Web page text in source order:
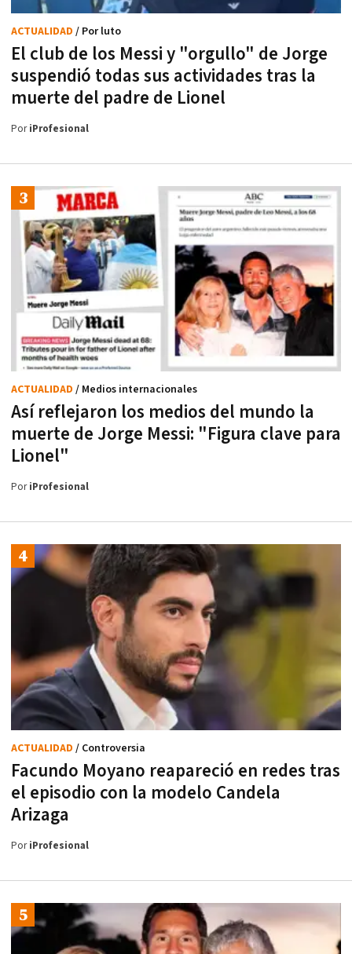
El club de los Messi y "orgullo" de Jorge
suspendió todas sus actividades tras la
muerte del padre de Lionel
ACTUALIDAD / Por luto
PoriProfesional
Así reflejaron los medios del mundo la
muerte de Jorge Messi: "Figura clave para
Lionel"
ACTUALIDAD / Medios internacionales
PoriProfesional
Facundo Moyano reapareció en redes tras
el episodio con la modelo Candela
Arizaga
ACTUALIDAD / Controversia
PoriProfesional